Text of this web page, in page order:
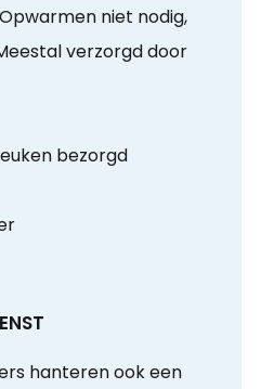
niet nodig,
verzorgd door
bezorgd
hanteren ook een